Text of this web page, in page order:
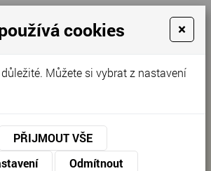
KONTAKTUJTE NÁS
NÁS
cookies ×
Můžete si vybrat z nastavení
PŘIJMOUT VŠE
Odmítnout